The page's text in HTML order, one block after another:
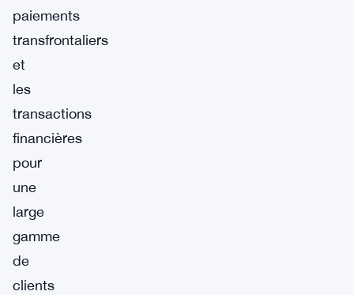
paiements
transfrontaliers
et
les
transactions
financières
pour
une
large
gamme
de
clients